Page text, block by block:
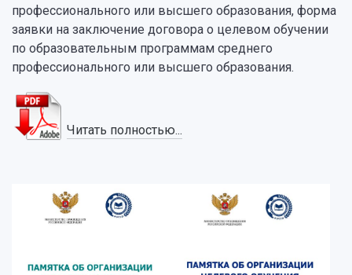
профессионального или высшего образования, форма
заявки на заключение договора о целевом обучении
по образовательным программам среднего
профессионального или высшего образования.
Читать полностью...